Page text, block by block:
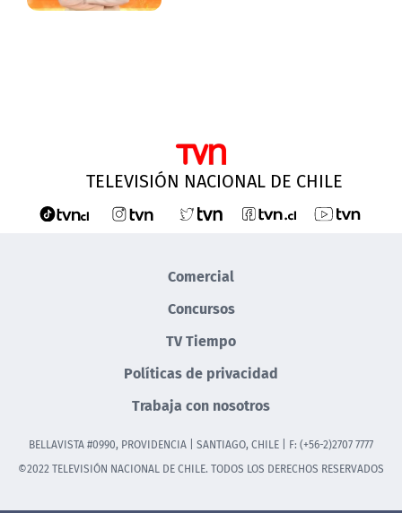
TELEVISIÓN NACIONAL DE CHILE
Comercial
Concursos
TV Tiempo
Políticas de privacidad
Trabaja con nosotros
BELLAVISTA #0990, PROVIDENCIA | SANTIAGO, CHILE | F: (+56-2)2707 7777
©2022 TELEVISIÓN NACIONAL DE CHILE. TODOS LOS DERECHOS RESERVADOS